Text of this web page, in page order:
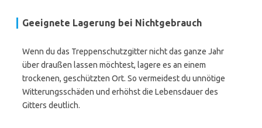
Geeignete Lagerung bei Nichtgebrauch
Wenn du das Treppenschutzgitter nicht das ganze Jahr
über draußen lassen möchtest, lagere es an einem
trockenen, geschützten Ort. So vermeidest du unnötige
Witterungsschäden und erhöhst die Lebensdauer des
Gitters deutlich.